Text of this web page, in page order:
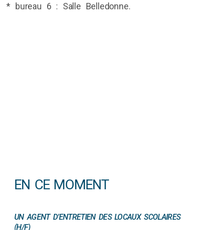
* bureau 6 : Salle Belledonne.
EN CE MOMENT
UN AGENT D’ENTRETIEN DES LOCAUX SCOLAIRES
(H/F)